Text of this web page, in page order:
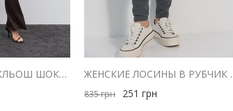
ЖІНОЧІ ЛОСИНИ КЛЬОШ ШОКОЛАДНОГО КОЛЬОРУ ЖЕНСКИЕ
835грн 251 грн